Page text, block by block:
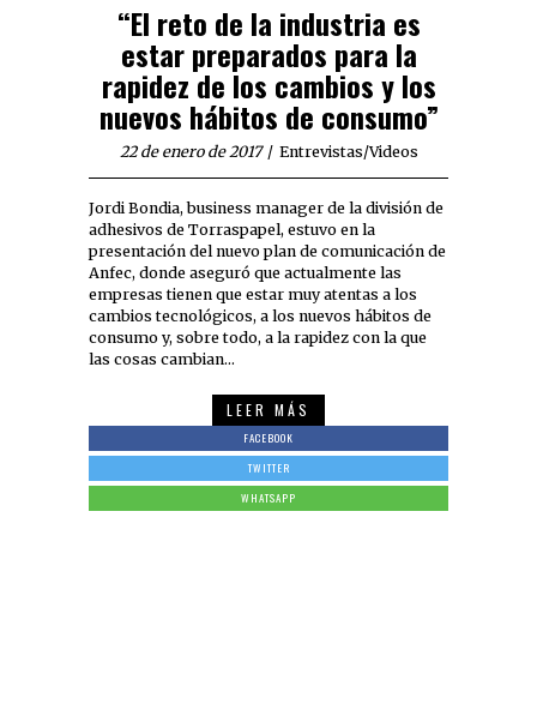
“El reto de la industria es
estar preparados para la
rapidez de los cambios y los
nuevos hábitos de consumo”
22 de enero de 2017 Entrevistas/Videos
Jordi Bondia, business manager de la división de
adhesivos de Torraspapel, estuvo en la
presentación del nuevo plan de comunicación de
Anfec, donde aseguró que actualmente las
empresas tienen que estar muy atentas a los
cambios tecnológicos, a los nuevos hábitos de
consumo y, sobre todo, a la rapidez con la que
las cosas cambian…
LEER MÁS
FACEBOOK
TWITTER
WHATSAPP